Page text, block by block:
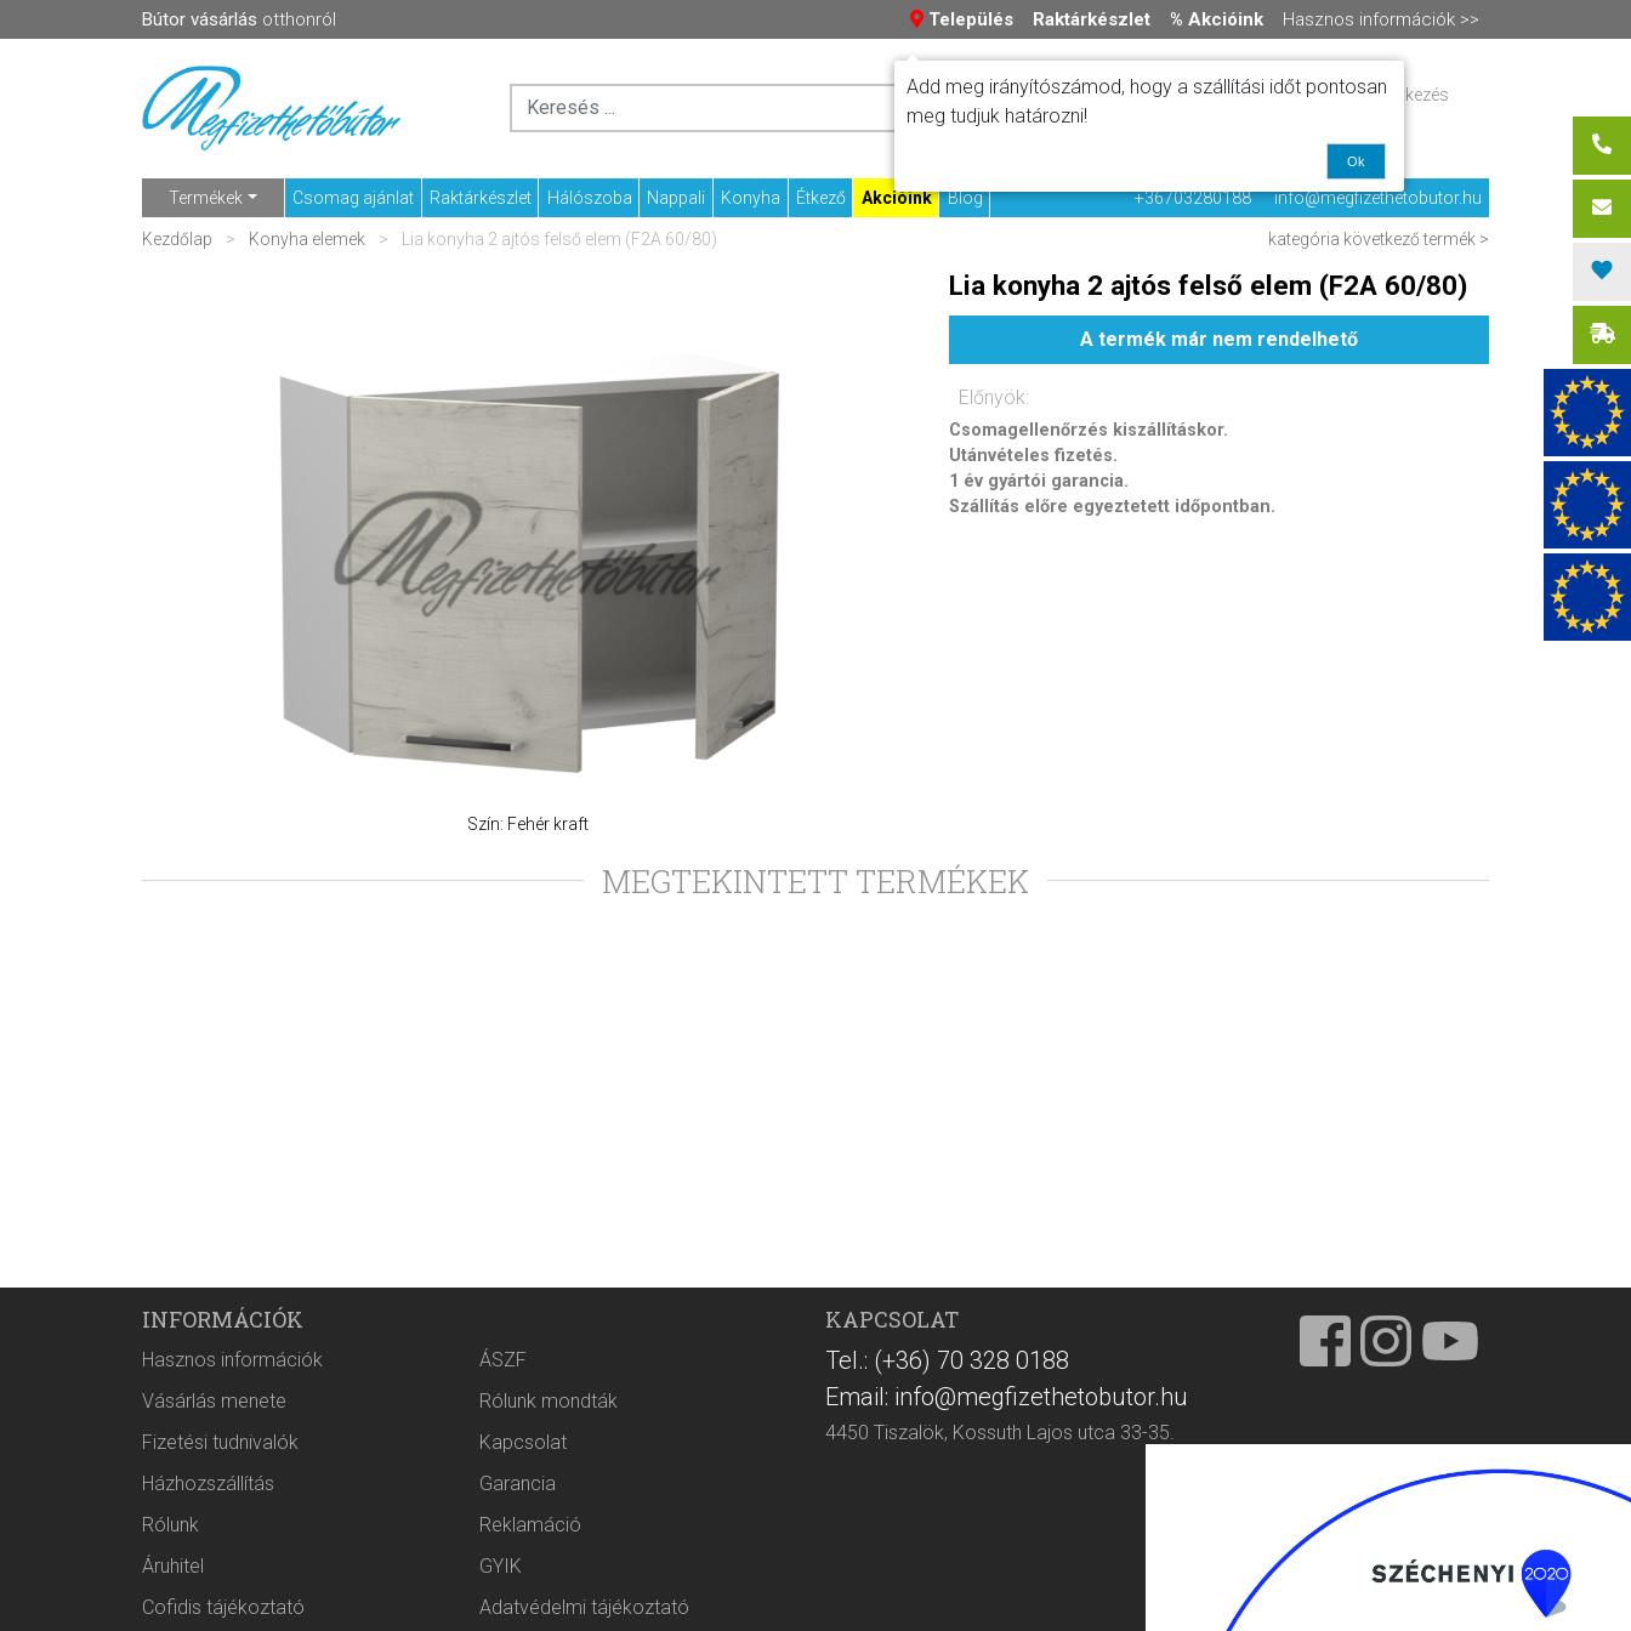
Bútor vásárlás otthonról Település Raktárkészlet % Akcióink Hasznos információk >>
Szállítás
Fizetési tudnivalók
Regisztráció / bejelentkezés
Termékek Csomag ajánlat Raktárkészlet Hálószoba Nappali Konyha Étkező Akcióink Blog +36703280188 info@megfizethetobutor.hu
Kezdőlap Konyha elemek Lia konyha 2 ajtós felső elem (F2A 60/80) kategória következő termék >
Szín: Fehér kraft
Lia konyha 2 ajtós felső elem (F2A 60/80)
A termék már nem rendelhető
Előnyök:
Csomagellenőrzés kiszállításkor.
Utánvételes fizetés.
1 év gyártói garancia.
Szállítás előre egyeztetett időpontban.
MEGTEKINTETT TERMÉKEK
INFORMÁCIÓK
Hasznos információk
ÁSZF
Vásárlás menete
Rólunk mondták
Fizetési tudnivalók
Kapcsolat
Házhozszállítás
Garancia
Rólunk
Reklamáció
Áruhitel
GYIK
Cofidis tájékoztató
Adatvédelmi tájékoztató
KAPCSOLAT
Tel.: (+36) 70 328 0188
Email: info@megfizethetobutor.hu
4450 Tiszalök, Kossuth Lajos utca 33-35.
Add meg irányítószámod, hogy a szállítási időt pontosan
meg tudjuk határozni!
Ok